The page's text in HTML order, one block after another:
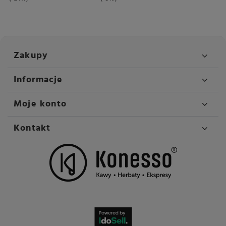
Zakupy
Informacje
Moje konto
Kontakt